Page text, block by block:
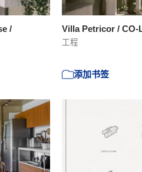
/
Villa Petricor /
工程
添加书签